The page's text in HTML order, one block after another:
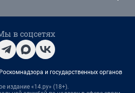
в соцсетях
и государственных органов
издание «14.ру» (18+).